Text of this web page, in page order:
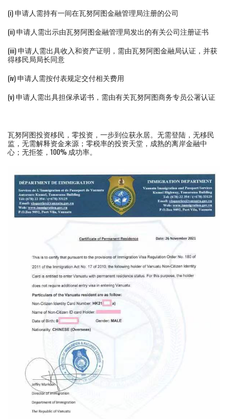
(i) 申请人需持有一间在瓦努阿图金融管理局注册的公司
(ii) 申请人需出示由瓦努阿图金融管理局发出的有关公司注册证书
(iii) 申请人需出具收入和资产证明，需由瓦努阿图金融局认证，并获
得移民局局长同意
(iv) 申请人需按付表规定交付相关费用
(v) 申请人需出具担保承诺书，需由有关瓦努阿图商务专员公署认证
瓦努阿图投资移民，零投资，一步到位获永居。无需登陆，无移民
监，无需解释资金来源；零税率的投资天堂，成熟的离岸金融中
心；无拒签，100% 成功率。